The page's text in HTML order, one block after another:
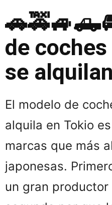
de
se
El modelo de
alquila en Tokio
marcas que más
japonesas.
un gran